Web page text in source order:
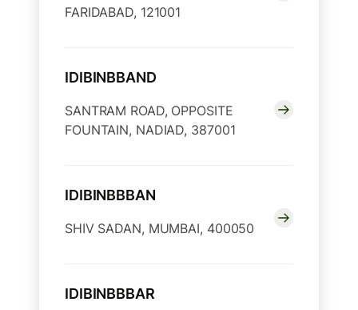
FARIDABAD, 121001
IDIBINBBAND
SANTRAM ROAD, OPPOSITE
FOUNTAIN, NADIAD, 387001
IDIBINBBBAN
SHIV SADAN, MUMBAI, 400050
IDIBINBBBAR